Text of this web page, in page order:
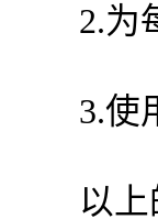
2.为每
3.使用
以上的